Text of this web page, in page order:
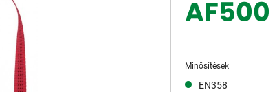
AF500
Minősítések
EN358